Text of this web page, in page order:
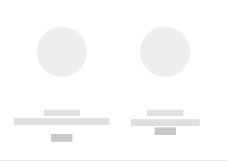
------------
----------- ----------- --------
------------
----------- -----------